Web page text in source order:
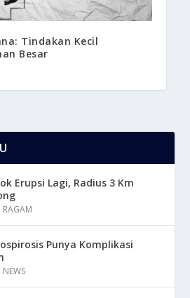
Tindakan Kecil
Besar
Erupsi Lagi, Radius 3 Km
RAGAM
Punya Komplikasi
NEWS